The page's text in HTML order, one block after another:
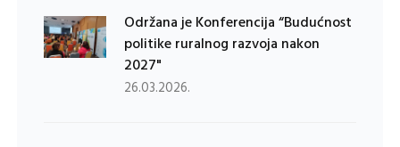
Održana je Konferencija “Budućnost
politike ruralnog razvoja nakon
2027"
26.03.2026.